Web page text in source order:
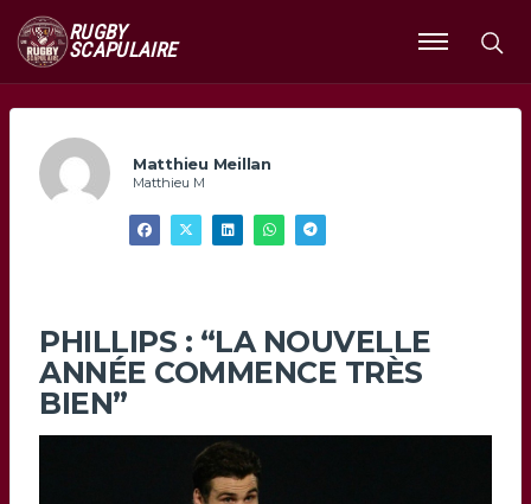
RUGBY
SCAPULAIRE
Ouvrir
le
Matthieu Meillan
Matthieu M
PHILLIPS : “LA NOUVELLE
ANNÉE COMMENCE TRÈS
BIEN”